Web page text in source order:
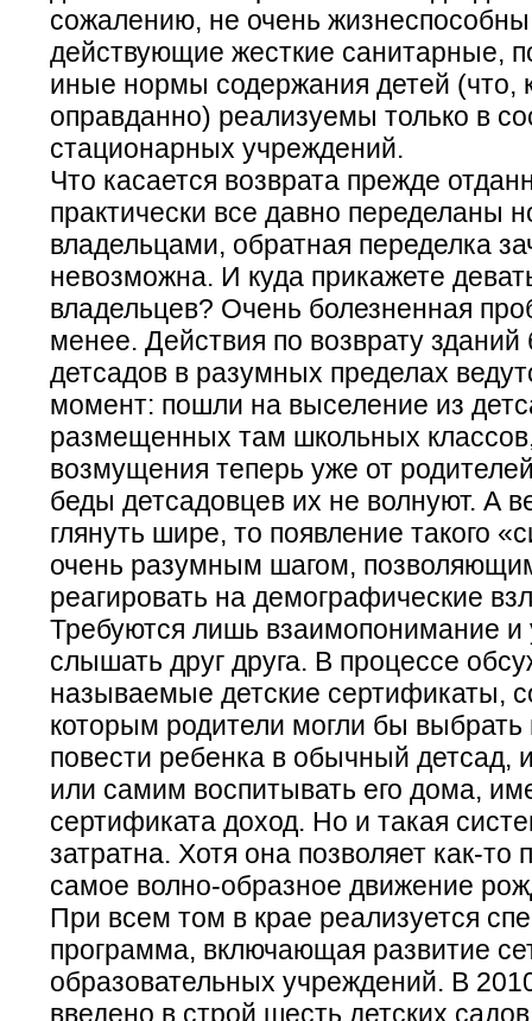
сожалению, не очень
действующие жесткие санитарные,
иные нормы содержания детей (что,
оправданно) реализуемы только в
стационарных учреждений.
Что касается возврата прежде
практически все давно переделаны
владельцами, обратная переделка
невозможна. И куда прикажете
владельцев? Очень болезненная
менее. Действия по возврату
детсадов в разумных пределах
момент: пошли на выселение из
размещенных там школьных
возмущения теперь уже от
беды детсадовцев их не волнуют. А
глянуть шире, то появление такого
очень разумным шагом,
реагировать на демографические
Требуются лишь взаимопонимание и
слышать друг друга. В процессе
называемые детские сертификаты,
которым родители могли бы выбрать
повести ребенка в обычный детсад,
или самим воспитывать его дома,
сертификата доход. Но и такая
затратна. Хотя она позволяет как-то
самое волно-образное движение
При всем том в крае реализуется
программа, включающая развитие
образовательных учреждений. В
введено в строй шесть детских